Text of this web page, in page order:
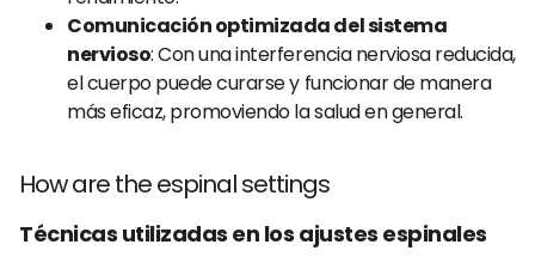
Comunicación optimizada del sistema
nervioso: Con una interferencia nerviosa reducida,
el cuerpo puede curarse y funcionar de manera
más eficaz, promoviendo la salud en general.
How are the espinal settings
Técnicas utilizadas en los ajustes espinales